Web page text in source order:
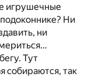
игрушечные
Ни
ни
Тут
собираются, так